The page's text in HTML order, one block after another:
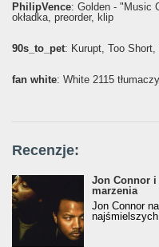
PhilipVence: Golden - "Music
okładka, preorder, klip
90s_to_pet: Kurupt, Too
fan white: White 2115
Recenzje:
Jon Connor i
marzenia
Jon Connor